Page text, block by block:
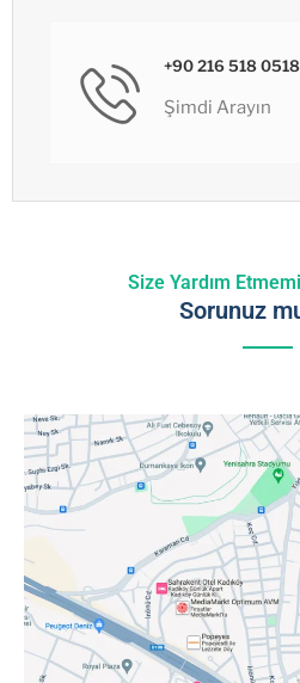
+90 216 518 0518
Şimdi Arayın
Size Yardım
Sorunuz